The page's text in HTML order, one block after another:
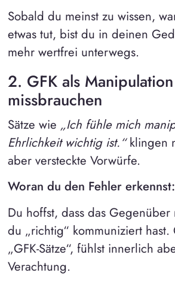
Sobald du meinst zu wissen,
etwas tut, bist du in deinen
mehr wertfrei unterwegs.
2. GFK als Manipulation
missbrauchen
Sätze wie „Ich fühle mich
Ehrlichkeit wichtig ist.“klingen
aber versteckte Vorwürfe.
Woran du den Fehler erkennst:
Du hoffst, dass das
du „richtig“ kommuniziert
„GFK-Sätze“, fühlst innerlich
Verachtung.